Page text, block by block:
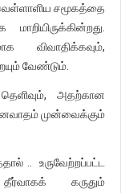
சமூகத்தை
விவாதிக்கவும்,
வேண்டும்.
தெளிவும், அதற்கான
முன்வைக்கும்
.. உருவேற்றப்பட்ட
கருதும்